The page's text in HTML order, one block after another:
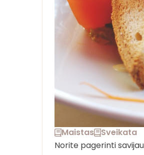
Maistas
Sveikata
Norite pagerinti